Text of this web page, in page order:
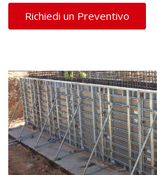
Richiedi un Preventivo